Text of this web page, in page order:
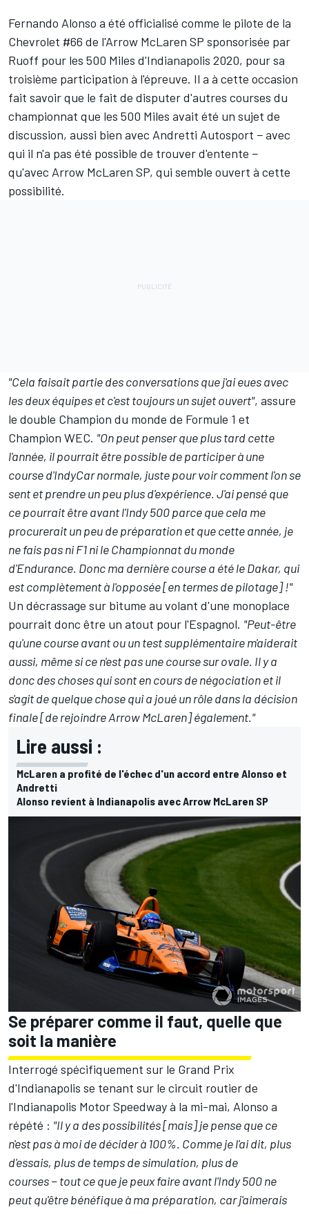
Fernando Alonso a été officialisé comme le pilote de la
Chevrolet #66 de l'Arrow McLaren SP sponsorisée par
Ruoff pour les 500 Miles d'Indianapolis 2020, pour sa
troisième participation à l'épreuve. Il a à cette occasion
fait savoir que le fait de disputer d'autres courses du
championnat que les 500 Miles avait été un sujet de
discussion, aussi bien avec Andretti Autosport − avec
qui il n'a pas été possible de trouver d'entente −
qu'avec Arrow McLaren SP, qui semble ouvert à cette
possibilité.
"Cela faisait partie des conversations que j'ai eues avec
les deux équipes et c'est toujours un sujet ouvert", assure
le double Champion du monde de Formule 1 et
Champion WEC. "On peut penser que plus tard cette
l'année, il pourrait être possible de participer à une
course d'IndyCar normale, juste pour voir comment l'on se
sent et prendre un peu plus d'expérience. J'ai pensé que
ce pourrait être avant l'Indy 500 parce que cela me
procurerait un peu de préparation et que cette année, je
ne fais pas ni F1 ni le Championnat du monde
d'Endurance. Donc ma dernière course a été le Dakar, qui
est complètement à l'opposée [en termes de pilotage] !"
Un décrassage sur bitume au volant d'une monoplace
pourrait donc être un atout pour l'Espagnol. "Peut-être
qu'une course avant ou un test supplémentaire m'aiderait
aussi, même si ce n'est pas une course sur ovale. Il y a
donc des choses qui sont en cours de négociation et il
s'agit de quelque chose qui a joué un rôle dans la décision
finale [de rejoindre Arrow McLaren] également."
Lire aussi :
McLaren a profité de l'échec d'un accord entre Alonso et
Andretti
Alonso revient à Indianapolis avec Arrow McLaren SP
Se préparer comme il faut, quelle que
soit la manière
Interrogé spécifiquement sur le Grand Prix
d'Indianapolis se tenant sur le circuit routier de
l'Indianapolis Motor Speedway à la mi-mai, Alonso a
répété : "Il y a des possibilités [mais] je pense que ce
n'est pas à moi de décider à 100%. Comme je l'ai dit, plus
d'essais, plus de temps de simulation, plus de
courses − tout ce que je peux faire avant l'Indy 500 ne
peut qu'être bénéfique à ma préparation, car j'aimerais